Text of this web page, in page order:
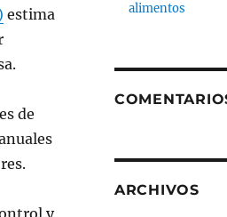
estima
de
y
alimentos
ARCHIVOS